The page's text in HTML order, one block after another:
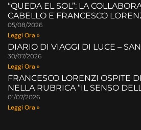
“QUEDA EL SOL”: LA
CABELLO E FRANCESCO
05/08/2026
Leggi Ora »
DIARIO DI VIAGGI DI LUCE –
30/07/2026
Leggi Ora »
FRANCESCO LORENZI OSPITE
NELLA RUBRICA “IL SENSO
01/07/2026
Leggi Ora »